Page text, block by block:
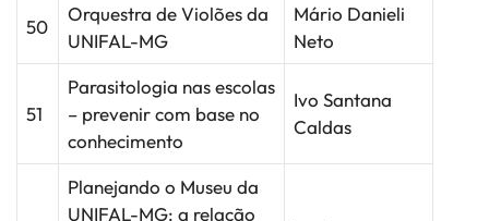
50
Orquestra de Violões da
UNIFAL-MG
Mário Danieli
Neto
51
Parasitologia nas escolas
– prevenir com base no
conhecimento
Ivo Santana
Caldas
Planejando o Museu da
UNIFAL-MG: a relação